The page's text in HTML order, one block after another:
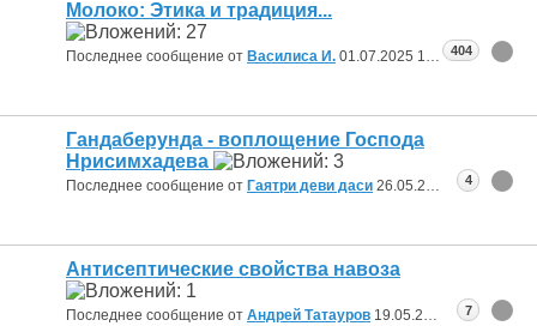
Молоко: Этика и традиция...
Последнее сообщение от Василиса И. 01.07.2025 19:19 404
Гандаберунда - воплощение Господа
Нрисимхадева
Последнее сообщение от Гаятри деви даси 26.05.2025 10:53
4
Антисептические свойства навоза
Последнее сообщение от Андрей Татауров 19.05.2025 18:04
7